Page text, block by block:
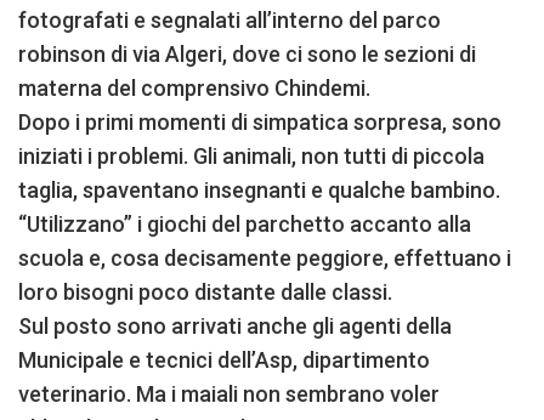
fotografati e segnalati all’interno del parco
robinson di via Algeri, dove ci sono le sezioni di
materna del comprensivo Chindemi.
Dopo i primi momenti di simpatica sorpresa, sono
iniziati i problemi. Gli animali, non tutti di piccola
taglia, spaventano insegnanti e qualche bambino.
“Utilizzano” i giochi del parchetto accanto alla
scuola e, cosa decisamente peggiore, effettuano i
loro bisogni poco distante dalle classi.
Sul posto sono arrivati anche gli agenti della
Municipale e tecnici dell’Asp, dipartimento
veterinario. Ma i maiali non sembrano voler